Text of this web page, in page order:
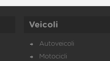
Veicoli
Autoveicoli
Motocicli